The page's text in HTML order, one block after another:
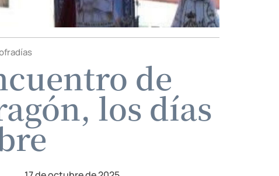
de
los días